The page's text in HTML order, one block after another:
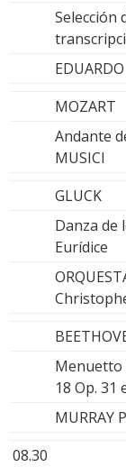
Selección
MOZART
Andante
MUSICI
GLUCK
Danza de
Eurídice
Menuetto
18 Op. 31
MURRAY
08.30